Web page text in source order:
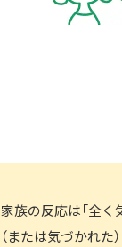
家族の反応は「全く
（または気づかれた